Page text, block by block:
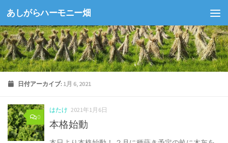
コンテンツへスキップ
あしがらハーモニー畑
日付アーカイブ: 1月 6, 2021
0
はたけ 2021年1月6日
本格始動